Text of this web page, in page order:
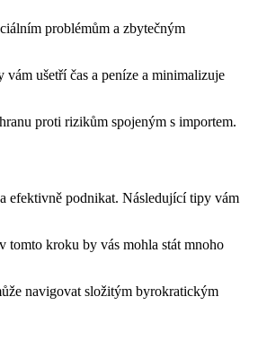
problémům a zbytečným
ušetří čas a peníze a minimalizuje
proti rizikům spojeným s importem.
efektivně podnikat. Následující tipy vám
tomto kroku by vás mohla stát mnoho
navigovat složitým byrokratickým